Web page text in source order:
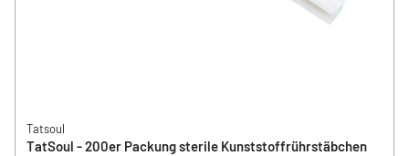
Tatsoul
TatSoul - 200er Packung sterile Kunststoffrührstäbchen